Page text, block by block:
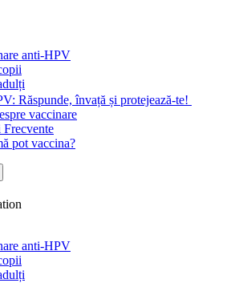
anti-HPV
Răspunde, învață și protejează-te!
vaccinare
Frecvente
pot vaccina?
anti-HPV